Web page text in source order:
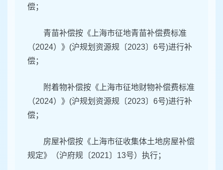
偿；
青苗补偿按《上海市征地青苗补偿费标准
（2024）》(沪规划资源规〔2023〕6号)进行补
偿；
附着物补偿按《上海市征地财物补偿费标准
（2024）》(沪规划资源规〔2023〕6号)进行补
偿；
房屋补偿按《上海市征收集体土地房屋补偿
规定》（沪府规〔2021〕13号）执行；